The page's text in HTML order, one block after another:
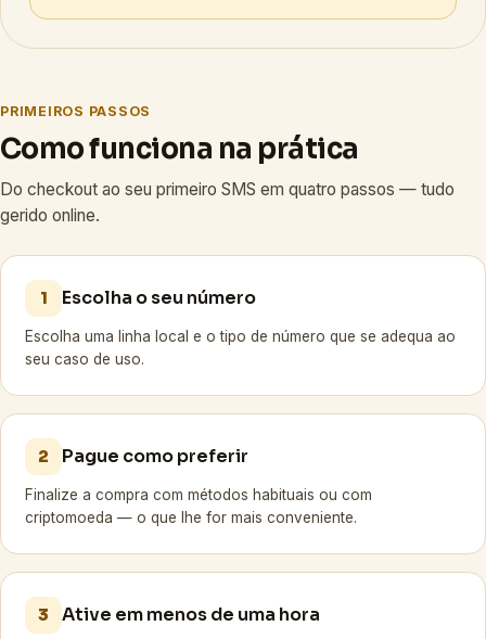
PRIMEIROS PASSOS
Como funciona na prática
Do checkout ao seu primeiro SMS em quatro passos — tudo
gerido online.
1 Escolha o seu número
Escolha uma linha local e o tipo de número que se adequa ao
seu caso de uso.
2 Pague como preferir
Finalize a compra com métodos habituais ou com
criptomoeda — o que lhe for mais conveniente.
3 Ative em menos de uma hora